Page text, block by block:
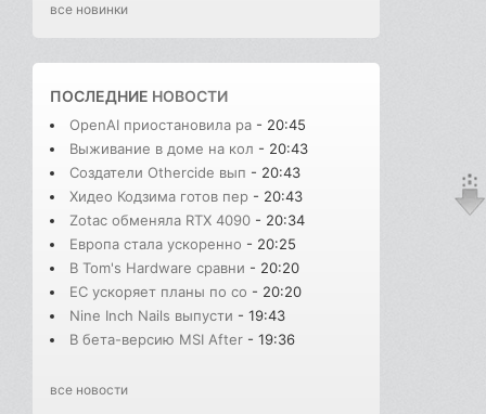
все новинки
ПОСЛЕДНИЕ НОВОСТИ
OpenAI приостановила ра - 20:45
Выживание в доме на кол - 20:43
Создатели Othercide вып - 20:43
Хидео Кодзима готов пер - 20:43
Zotac обменяла RTX 4090 - 20:34
Европа стала ускоренно - 20:25
В Tom's Hardware сравни - 20:20
ЕС ускоряет планы по со - 20:20
Nine Inch Nails выпусти - 19:43
В бета-версию MSI After - 19:36
все новости